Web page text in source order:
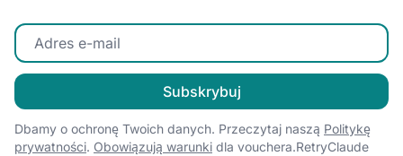
Wprowadź swój adres e-mail
Subskrybuj
Dbamy o ochronę Twoich danych. Przeczytaj naszą Politykę
prywatności. Obowiązują warunki dla vouchera.RetryClaude